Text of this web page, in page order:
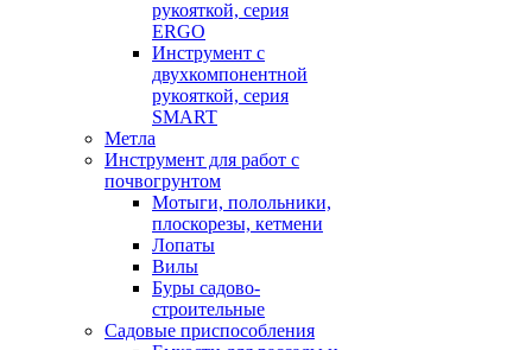
рукояткой, серия
ERGO
Инструмент с
двухкомпонентной
рукояткой, серия
SMART
Метла
Инструмент для работ с
почвогрунтом
Мотыги, полольники,
плоскорезы, кетмени
Лопаты
Вилы
Буры садово-
строительные
Садовые приспособления